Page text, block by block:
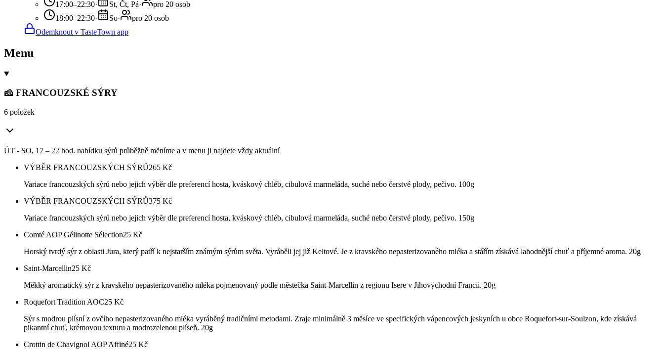
17:00–22:30· St, Čt, Pá·
pro 20 osob
18:00–22:30· So·
pro 20 osob
Odemknout v TasteTown app
Menu
🧀 FRANCOUZSKÉ SÝRY
6 položek
ÚT - SO, 17 – 22 hod. nabídku sýrů průběžně měníme a v menu ji najdete vždy aktuální
VÝBĚR FRANCOUZSKÝCH SÝRŮ265 Kč
Variace francouzských sýrů nebo jejich výběr dle preferencí hosta, kváskový chléb, cibulová marmeláda, suché nebo čerstvé plody, pečivo. 100g
VÝBĚR FRANCOUZSKÝCH SÝRŮ375 Kč
Variace francouzských sýrů nebo jejich výběr dle preferencí hosta, kváskový chléb, cibulová marmeláda, suché nebo čerstvé plody, pečivo. 150g
Comté AOP Gélinotte Sélection25 Kč
Horský tvrdý sýr z oblasti Jura, který patří k nejstarším známým sýrům světa. Vyráběli jej již Keltové. Je z kravského nepasterizovaného mléka a stářím získává lahodnější chuť a příjemné aroma. 20g
Saint-Marcellin25 Kč
Měkký aromatický sýr z kravského nepasterizovaného mléka pojmenovaný podle městečka Saint-Marcellin z regionu Isere v Jihovýchodní Francii. 20g
Roquefort Tradition AOC25 Kč
Sýr s modrou plísní z ovčího nepasterizovaného mléka vyráběný tradičními metodami. Zraje minimálně 3 měsíce ve specifických vápencových jeskyních u obce Roquefort-sur-Soulzon, kde získává
pikantní chuť, krémovou texturu a modrozelenou plíseň. 20g
Crottin de Chavignol AOP Affiné25 Kč